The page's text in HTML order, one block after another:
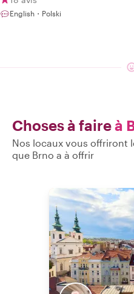
English・Polski
Choses à faireà
Nos locaux vous offriront
que Brno a à offrir